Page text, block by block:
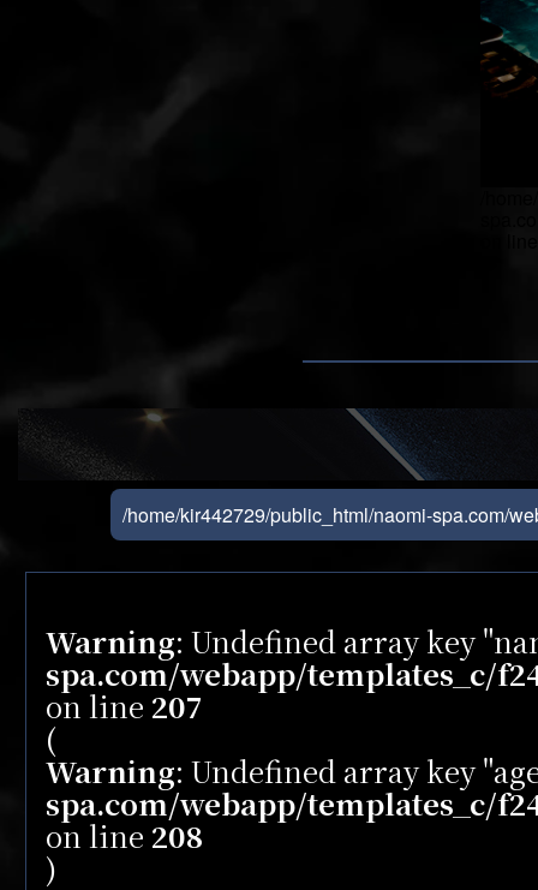
/home/kir442729/public_html/naomi-spa.com/
Warning: Undefined array key
spa.com/webapp/templates_c/
on line 207
(
Warning: Undefined array key
spa.com/webapp/templates_c/
on line 208
)